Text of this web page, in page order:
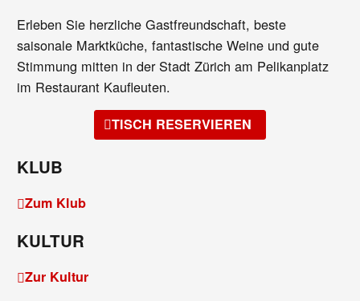
Erleben Sie herzliche Gastfreundschaft, beste
saisonale Marktküche, fantastische Weine und gute
Stimmung mitten in der Stadt Zürich am Pelikanplatz
im Restaurant Kaufleuten.
TISCH RESERVIEREN
KLUB
Zum Klub
KULTUR
Zur Kultur